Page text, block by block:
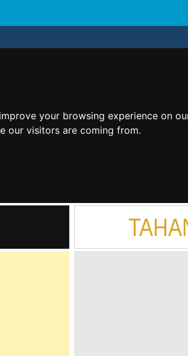
your browsing experience on
our visitors are coming from.